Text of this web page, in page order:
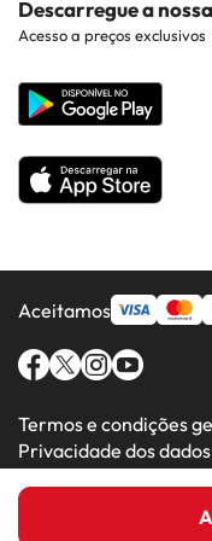
Costa da luz
Hotéis em Regiões
Todos os Hotéis
Web corporativa
Descarregue a
Acesso a preços exclusivos
Aceitamos
Termos e condições
Privacidade dos dados
Amimir.com (C)